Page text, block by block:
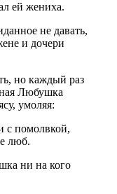
ей жениха.
не давать,
и дочери
но каждый раз
Любушка
умоляя:
с помолвкой,
люб.
ни на кого